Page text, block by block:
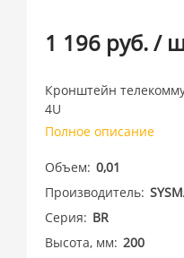
1 196 руб./
Кронштейн
4U
Полное описание
Объем 0,01
Производитель
Серия
BR
Высота, мм 200